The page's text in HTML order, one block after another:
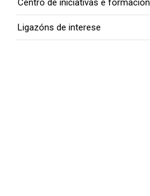
Centro de iniciativas e formación
Ligazóns de interese